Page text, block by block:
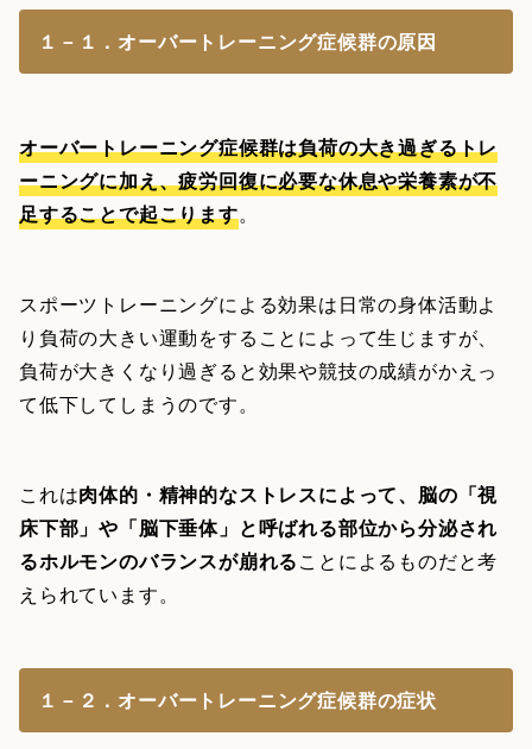
１－１．オーバートレーニング症候群の原因
オーバートレーニング症候群は負荷の大き過ぎるトレ
ーニングに加え、疲労回復に必要な休息や栄養素が不
足することで起こります。
スポーツトレーニングによる効果は日常の身体活動よ
り負荷の大きい運動をすることによって生じますが、
負荷が大きくなり過ぎると効果や競技の成績がかえっ
て低下してしまうのです。
これは肉体的・精神的なストレスによって、脳の「視
床下部」や「脳下垂体」と呼ばれる部位から分泌され
るホルモンのバランスが崩れることによるものだと考
えられています。
１－２．オーバートレーニング症候群の症状